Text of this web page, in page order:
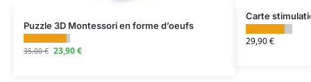
Puzzle 3D Montessori en forme d’oeufs
35,00€ 23,90€
Carte
29,90€